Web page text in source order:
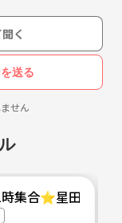
く
送る
せん
集合⭐️星田妙見